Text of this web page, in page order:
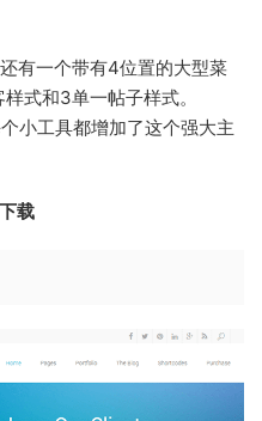
有一个带有4位置的大型菜
式和3单一帖子样式。
小工具都增加了这个强大主
载